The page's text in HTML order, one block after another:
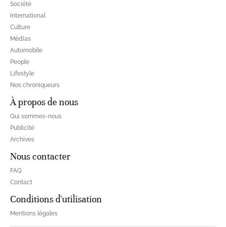
Société
International
Culture
Médias
Automobile
People
Lifestyle
Nos chroniqueurs
À propos de nous
Qui sommes-nous
Publicité
Archives
Nous contacter
FAQ
Contact
Conditions d'utilisation
Mentions légales